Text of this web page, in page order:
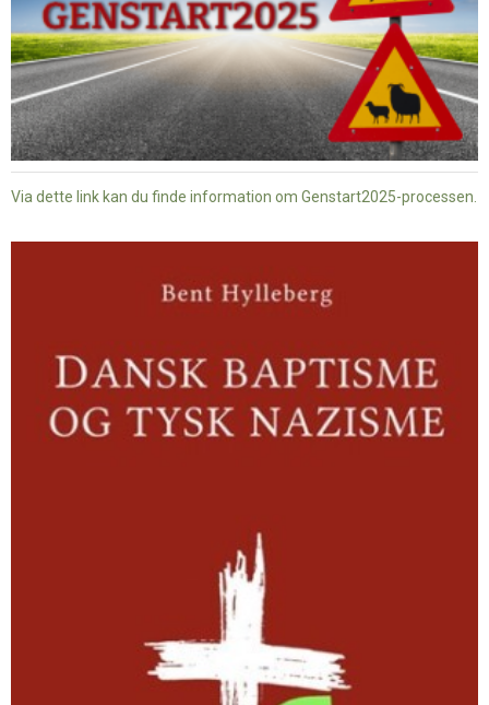
Via dette link kan du finde information om Genstart2025-processen.